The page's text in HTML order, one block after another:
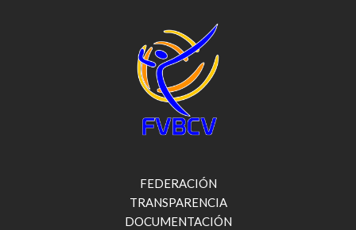
FEDERACIÓN
TRANSPARENCIA
DOCUMENTACIÓN